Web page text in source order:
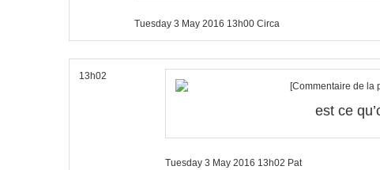
Tuesday 3 May 2016 13h00 Circa
13h02
[Commentaire de la
est ce
Tuesday 3 May 2016 13h02 Pat